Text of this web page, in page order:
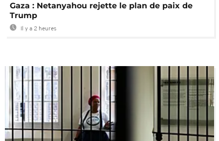
Gaza : Netanyahou rejette le plan de paix de
Trump
Il y a 2 heures